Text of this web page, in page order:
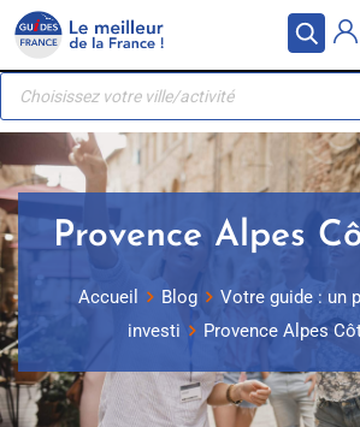
Panneau de gestion des cookies
Skip
content
Recherche
produits
Provence Alpes
Accueil Blog
Votre guide : un
investi
Provence Alpes